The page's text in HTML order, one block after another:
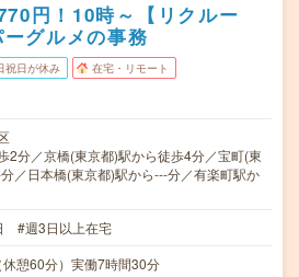
円！10時～【リクルー
グルメの事務
祝日が休み 在宅・リモート
2分／京橋(東京都)駅から徒歩4分／宝町(東
／日本橋(東京都)駅から---分／有楽町駅か
#週3日以上在宅
憩60分）実働7時間30分